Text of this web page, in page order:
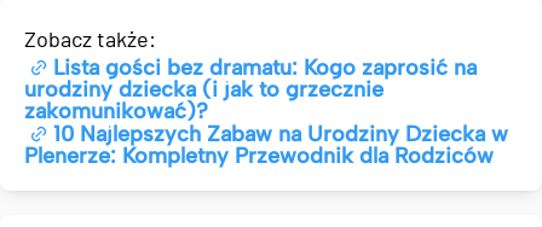
Zobacz także:
Lista gości bez dramatu: Kogo zaprosić na
urodziny dziecka (i jak to grzecznie
zakomunikować)?
10 Najlepszych Zabaw na Urodziny Dziecka w
Plenerze: Kompletny Przewodnik dla Rodziców